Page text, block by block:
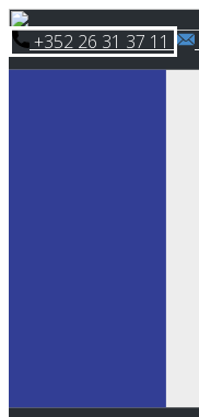
Skip
to
content
​+352 26 31 37 11